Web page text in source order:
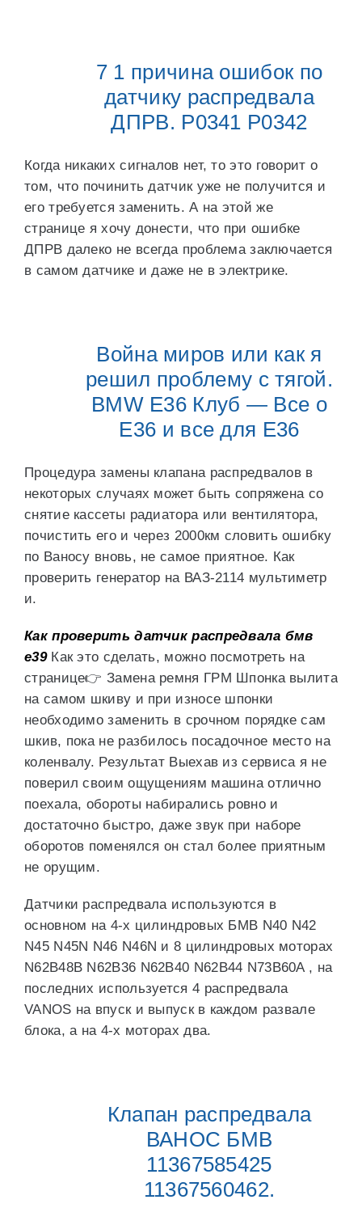
7 1 причина ошибок по
датчику распредвала
ДПРВ. P0341 P0342
Когда никаких сигналов нет, то это говорит о
том, что починить датчик уже не получится и
его требуется заменить. А на этой же
странице я хочу донести, что при ошибке
ДПРВ далеко не всегда проблема заключается
в самом датчике и даже не в электрике.
Война миров или как я
решил проблему с тягой.
BMW E36 Клуб — Все о
Е36 и все для Е36
Процедура замены клапана распредвалов в
некоторых случаях может быть сопряжена со
снятие кассеты радиатора или вентилятора,
почистить его и через 2000км словить ошибку
по Ваносу вновь, не самое приятное. Как
проверить генератор на ВАЗ-2114 мультиметр
и.
Как проверить датчик распредвала бмв
е39Как это сделать, можно посмотреть на
странице👉 Замена ремня ГРМ Шпонка вылита
на самом шкиву и при износе шпонки
необходимо заменить в срочном порядке сам
шкив, пока не разбилось посадочное место на
коленвалу. Результат Выехав из сервиса я не
поверил своим ощущениям машина отлично
поехала, обороты набирались ровно и
достаточно быстро, даже звук при наборе
оборотов поменялся он стал более приятным
не орущим.
Датчики распредвала используются в
основном на 4-х цилиндровых БМВ N40 N42
N45 N45N N46 N46N и 8 цилиндровых моторах
N62B48B N62B36 N62B40 N62B44 N73B60A , на
последних используется 4 распредвала
VANOS на впуск и выпуск в каждом развале
блока, а на 4-х моторах два.
Клапан распредвала
ВАНОС БМВ
11367585425
11367560462.